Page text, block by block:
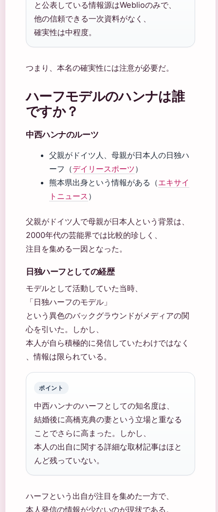
と公表している情報源はWeblioのみで、
他の信頼できる一次資料がなく、
確実性は中程度。
つまり、本名の確実性には注意が必要だ。
ハーフモデルのハンナは誰
ですか？
中西ハンナのルーツ
父親がドイツ人、母親が日本人の日独ハ
ーフ（デイリースポーツ）
熊本県出身という情報がある（エキサイ
トニュース ）
父親がドイツ人で母親が日本人という背景は、
2000年代の芸能界では比較的珍しく、
注目を集める一因となった。
日独ハーフとしての経歴
モデルとして活動していた当時、
「日独ハーフのモデル」
という異色のバックグラウンドがメディアの関
心を引いた。しかし、
本人が自ら積極的に発信していたわけではなく
、情報は限られている。
ポイント
中西ハンナのハーフとしての知名度は、
結婚後に高橋克典の妻という立場と重なる
ことでさらに高まった。しかし、
本人の出自に関する詳細な取材記事はほと
んど残っていない。
ハーフという出自が注目を集めた一方で、
本人発信の情報が少ないのが現状である。